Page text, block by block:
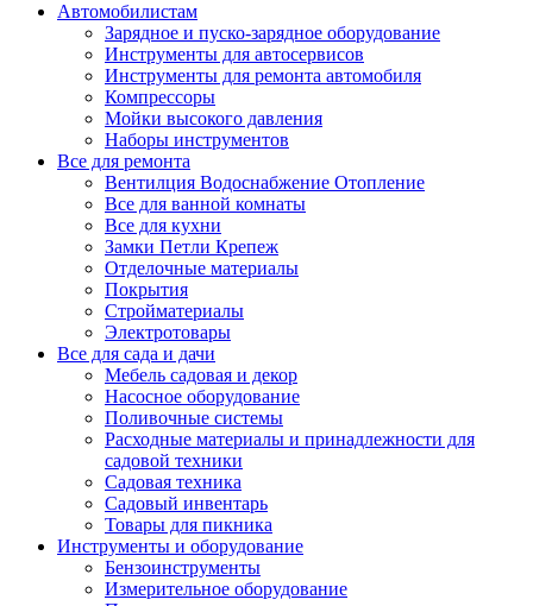
Автомобилистам
Зарядное и пуско-зарядное оборудование
Инструменты для автосервисов
Инструменты для ремонта автомобиля
Компрессоры
Мойки высокого давления
Наборы инструментов
Все для ремонта
Вентилция Водоснабжение Отопление
Все для ванной комнаты
Все для кухни
Замки Петли Крепеж
Отделочные материалы
Покрытия
Стройматериалы
Электротовары
Все для сада и дачи
Мебель садовая и декор
Насосное оборудование
Поливочные системы
Расходные материалы и принадлежности для
садовой техники
Садовая техника
Садовый инвентарь
Товары для пикника
Инструменты и оборудование
Бензоинструменты
Измерительное оборудование